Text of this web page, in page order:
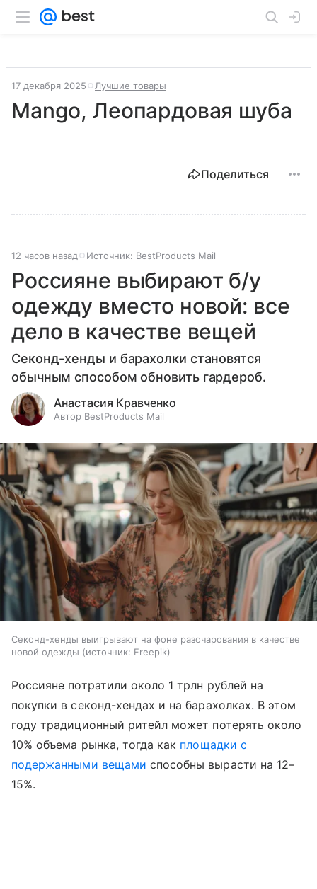
17 декабря 2025 Лучшие товары
Mango, Леопардовая шуба
Поделиться
12 часов назад Источник: BestProducts Mail
Россияне выбирают б/у
одежду вместо новой: все
дело в качестве вещей
Секонд-хенды и барахолки становятся
обычным способом обновить гардероб.
Анастасия Кравченко
Автор BestProducts Mail
Секонд-хенды выигрывают на фоне разочарования в качестве
новой одежды
источник: Freepik
Россияне потратили около 1 трлн рублей на
покупки в секонд-хендах и на барахолках. В этом
году традиционный ритейл может потерять около
10% объема рынка, тогда как площадки с
подержанными вещами способны вырасти на 12–
15%.